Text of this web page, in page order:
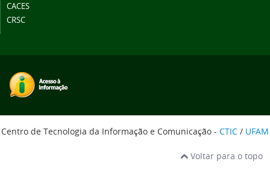
CACES
CRSC
Centro de Tecnologia da Informação e Comunicação - CTIC / UFAM
Voltar para o topo